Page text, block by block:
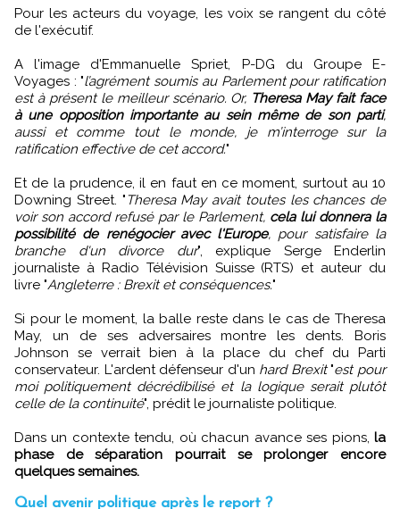
Pour les acteurs du voyage, les voix se rangent du côté
de l'exécutif.
A l'image d'Emmanuelle Spriet, P-DG du Groupe E-
Voyages : "l’agrément soumis au Parlement pour ratification
est à présent le meilleur scénario. Or, Theresa May fait face
à une opposition importante au sein même de son parti,
aussi et comme tout le monde, je m’interroge sur la
ratification effective de cet accord."
Et de la prudence, il en faut en ce moment, surtout au 10
Downing Street. "Theresa May avait toutes les chances de
voir son accord refusé par le Parlement, cela lui donnera la
possibilité de renégocier avec l'Europe, pour satisfaire la
branche d'un divorce dur", explique Serge Enderlin
journaliste à Radio Télévision Suisse (RTS) et auteur du
livre "Angleterre : Brexit et conséquences."
Si pour le moment, la balle reste dans le cas de Theresa
May, un de ses adversaires montre les dents. Boris
Johnson se verrait bien à la place du chef du Parti
conservateur. L'ardent défenseur d'un hard Brexit"est pour
moi politiquement décrédibilisé et la logique serait plutôt
celle de la continuité", prédit le journaliste politique.
Dans un contexte tendu, où chacun avance ses pions, la
phase de séparation pourrait se prolonger encore
quelques semaines.
Quel avenir politique après le report ?